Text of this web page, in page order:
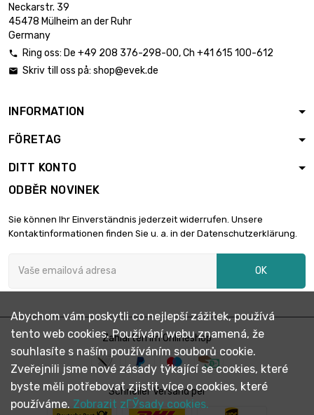
Neckarstr. 39
45478 Mülheim an der Ruhr
Germany
 Ring oss: De +49 208 376-298-00, Ch +41 615 100-612
 Skriv till oss på: shop@evek.de
INFORMATION
FÖRETAG
DITT KONTO
ODBĚR NOVINEK
Sie können Ihr Einverständnis jederzeit widerrufen. Unsere
Kontaktinformationen finden Sie u. a. in der Datenschutzerklärung.
OK
Zahlarten im Onlineshop
Schneller Versand per
Abychom vám poskytli co nejlepší zážitek, používá
tento web cookies. Používání webu znamená, že
souhlasíte s naším používáním souborů cookie.
Zveřejnili jsme nové zásady týkající se cookies, které
byste měli potřebovat zjistit více o cookies, které
používáme. Zobrazit zГЎsady cookies.